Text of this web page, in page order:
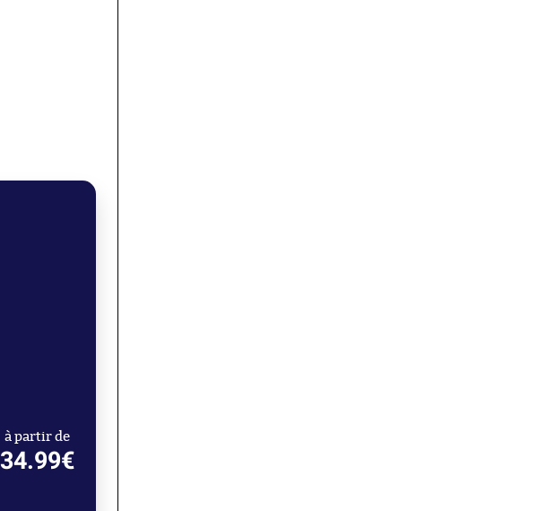
à partir de
34.99€